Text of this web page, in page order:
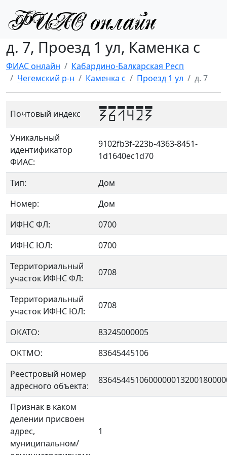
д. 7, Проезд 1 ул, Каменка с
ФИАС онлайн
Кабардино-Балкарская Респ
Чегемский р-н
Каменка с Проезд 1 ул д. 7
Почтовый индекс 361423
Уникальный
идентификатор
ФИАС:
9102fb3f-223b-4363-8451-
1d1640ec1d70
Тип:
Дом
Номер:
Дом
ИФНС ФЛ:
0700
ИФНС ЮЛ:
0700
Территориальный
участок ИФНС ФЛ:
0708
Территориальный
участок ИФНС ЮЛ:
0708
ОКАТО:
83245000005
OKTMO:
83645445106
Реестровый номер
адресного объекта:
Признак в каком
делении присвоен
адрес,
муниципальном/
1